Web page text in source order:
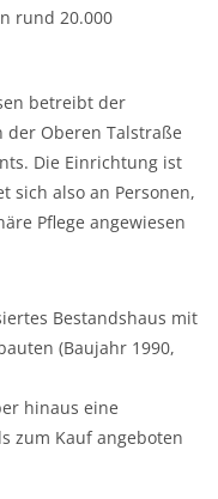
rund 20.000
betreibt der
der Oberen Talstraße
Die Einrichtung ist
sich also an Personen,
Pflege angewiesen
Bestandshaus mit
(Baujahr 1990,
hinaus eine
zum Kauf angeboten